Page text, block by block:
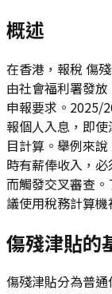
概述
在香港，報稅 傷
由社會福利署發
申報要求。2025/
報個人入息，即
目計算。舉例來
時有薪俸收入，
而觸發交叉審查
議使用稅務計算
傷殘津貼的
傷殘津貼分為普